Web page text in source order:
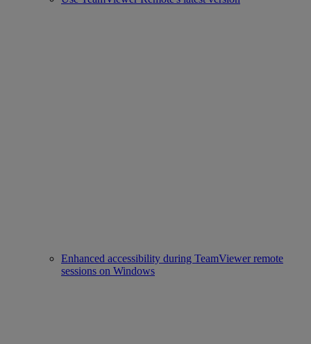
Enhanced accessibility during TeamViewer remote
sessions on Windows